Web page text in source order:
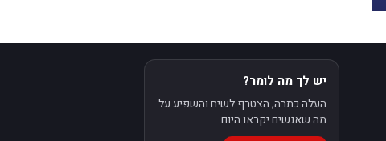
יש לך מה לומר?
העלה כתבה, הצטרף לשיח והשפיע על
מה שאנשים יקראו היום.